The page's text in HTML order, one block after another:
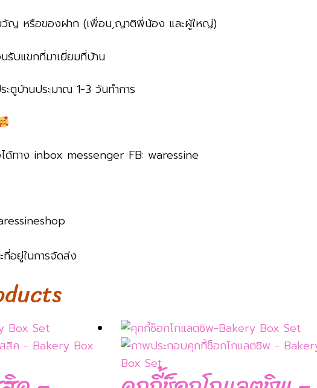
ขวัญ หรือของฝาก (เพื่อน,ญาติพี่น้อง และผู้ใหญ่)
รับแขกที่มาเยี่ยมที่บ้าน
ตูบ้านประมาณ 1-3 วันทำการ
ด้ทาง inbox messenger FB: waressine
อยู่ในการจัดส่ง